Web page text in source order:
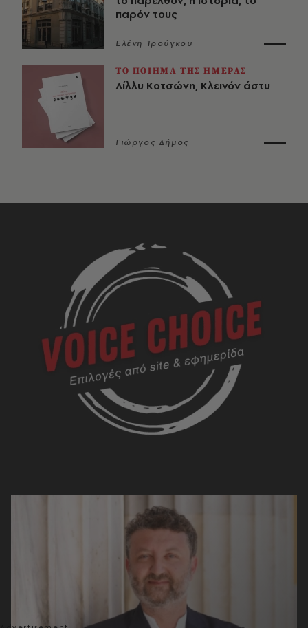
παρόν τους
Ελένη Τρούγκου
ΤΟ ΠΟΙΗΜΑ ΤΗΣ ΗΜΕΡΑΣ
Λίλλυ Κοτσώνη, Κλεινόν άστυ
Γιώργος Δήμος